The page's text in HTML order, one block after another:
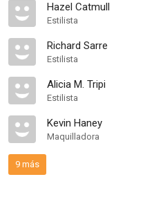
Hazel Catmull
Estilista
Richard Sarre
Estilista
Alicia M. Tripi
Estilista
Kevin Haney
Maquilladora
9 más